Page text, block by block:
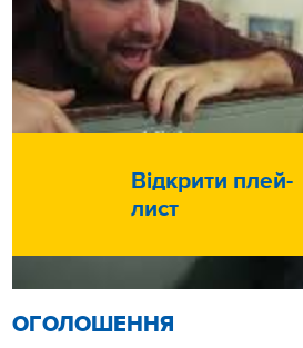
Відкрити плей-
лист
ОГОЛОШЕННЯ